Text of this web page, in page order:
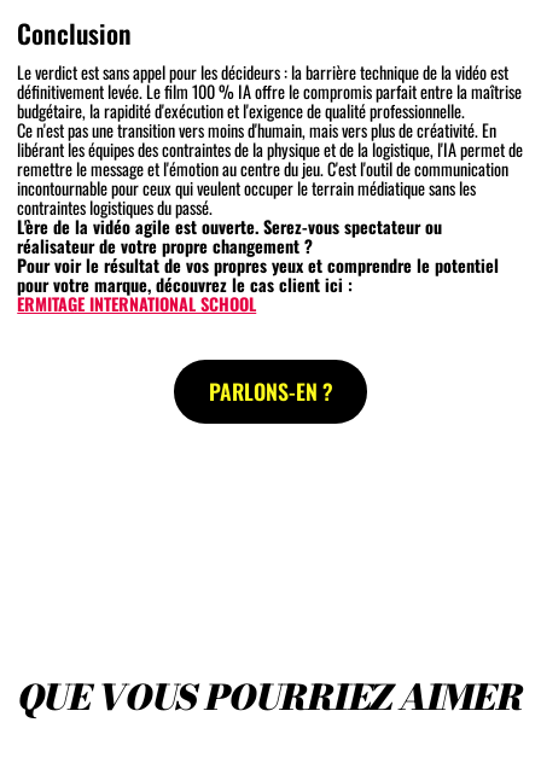
Conclusion
Le verdict est sans appel pour les décideurs : la barrière technique de la vidéo est
définitivement levée. Le film 100 % IA offre le compromis parfait entre la maîtrise
budgétaire, la rapidité d'exécution et l'exigence de qualité professionnelle.
Ce n'est pas une transition vers moins d'humain, mais vers plus de créativité. En
libérant les équipes des contraintes de la physique et de la logistique, l'IA permet de
remettre le message et l'émotion au centre du jeu. C'est l'outil de communication
incontournable pour ceux qui veulent occuper le terrain médiatique sans les
contraintes logistiques du passé.
L'ère de la vidéo agile est ouverte. Serez-vous spectateur ou
réalisateur de votre propre changement ?
Pour voir le résultat de vos propres yeux et comprendre le potentiel
pour votre marque, découvrez le cas client ici :
ERMITAGE INTERNATIONAL SCHOOL
PARLONS-EN ?
QUE VOUSPOURRIEZAIMER